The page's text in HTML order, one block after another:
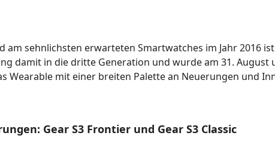
sehnlichsten erwarteten Smartwatches im Jahr 2016
damit in die dritte Generation und wurde am 31.
Wearable mit einer breiten Palette an Neuerungen und
Gear S3 Frontier und Gear S3 Classic